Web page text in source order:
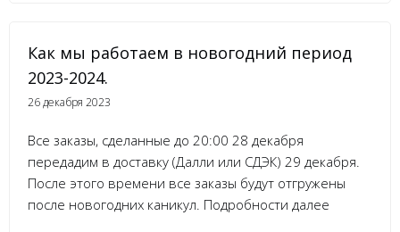
Как мы работаем в новогодний период
2023-2024.
26 декабря 2023
Все заказы, сделанные до 20:00 28 декабря
передадим в доставку (Далли или СДЭК) 29 декабря.
После этого времени все заказы будут отгружены
после новогодних каникул. Подробности далее